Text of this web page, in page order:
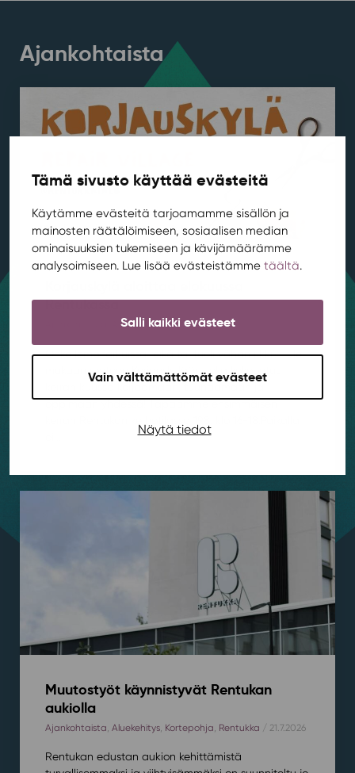
Tämä sivusto käyttää evästeitä
Käytämme evästeitä tarjoamamme sisällön ja
mainosten räätälöimiseen, sosiaalisen median
ominaisuuksien tukemiseen ja kävijämäärämme
analysoimiseen. Lue lisää evästeistämme täältä.
Salli kaikki evästeet
Vain välttämättömät evästeet
Näytä tiedot
Ajankohtaista
Rentukassa
Asuminen,Kestävä kehitys/ 4.8.2026
Onko lempifarkuissa reikä tai tuoli vähän rikki? Tule
mukaan rentoon Korjauskylään, joka kokoontuu
oppimaan yhdessä! Tapaamme ensimmäisen
Muutostyöt käynnistyvät Rentukan
aukiolla
Ajankohtaista Aluekehitys, Kortepohja Rentukka / 21.7.2026
Rentukan edustan aukion kehittämistä